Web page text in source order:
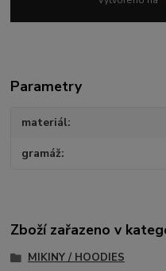
Parametry
materiál
gramáž
Zboží zařazeno v
MIKINY / HOODIES